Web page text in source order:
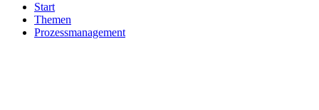
Start
Themen
Prozessmanagement